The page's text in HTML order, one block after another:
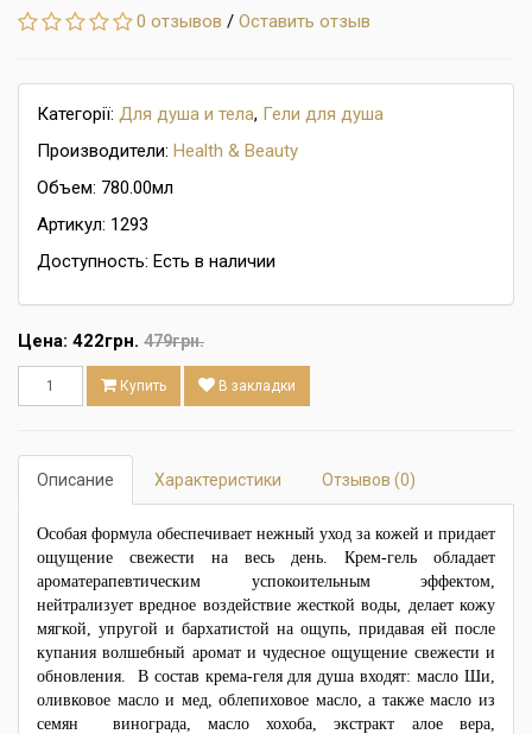
0 отзывов / Оставить отзыв
Категорії: Для душа и тела, Гели для душа
Производители: Health & Beauty
Объем: 780.00мл
Артикул: 1293
Доступность: Есть в наличии
Цена: 422грн. 479грн.
Купить В закладки
Описание Характеристики Отзывов (0)
Особая формула обеспечивает нежный уход за кожей и придает
ощущение свежести на весь день. Крем-гель обладает
ароматерапевтическим успокоительным эффектом,
нейтрализует вредное воздействие жесткой воды, делает кожу
мягкой, упругой и бархатистой на ощупь, придавая ей после
купания волшебный аромат и чудесное ощущение свежести и
обновления. В состав крема-геля для душа входят: масло Ши,
оливковое масло и мед, облепиховое масло, а также масло из
семян винограда, масло хохоба, экстракт алое вера,